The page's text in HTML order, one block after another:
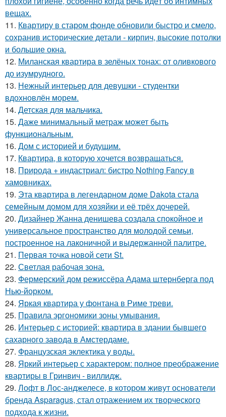
вещах.
11. Квартиру в старом фонде обновили быстро и смело,
сохранив исторические детали - кирпич, высокие потолки
и большие окна.
12. Миланская квартира в зелёных тонах: от оливкового
до изумрудного.
13. Нежный интерьер для девушки - студентки
вдохновлён морем.
14. Детская для мальчика.
15. Даже минимальный метраж может быть
функциональным.
16. Дом с историей и будущим.
17. Квартира, в которую хочется возвращаться.
18. Природа + индастриал: бистро Nothing Fancy в
хамовниках.
19. Эта квартира в легендарном доме Dakota стала
семейным домом для хозяйки и её трёх дочерей.
20. Дизайнер Жанна денишева создала спокойное и
универсальное пространство для молодой семьи,
построенное на лаконичной и выдержанной палитре.
21. Первая точка новой сети St.
22. Светлая рабочая зона.
23. Фермерский дом режиссёра Адама штернберга под
Нью-йорком.
24. Яркая квартира у фонтана в Риме треви.
25. Правила эргономики зоны умывания.
26. Интерьер с историей: квартира в здании бывшего
сахарного завода в Амстердаме.
27. Французская эклектика у воды.
28. Яркий интерьер с характером: полное преображение
квартиры в Гринвич - виллидж.
29. Лофт в Лос-анджелесе, в котором живут основатели
бренда Asparagus, стал отражением их творческого
подхода к жизни.